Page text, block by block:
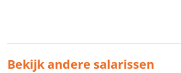
Bekijk andere salarissen